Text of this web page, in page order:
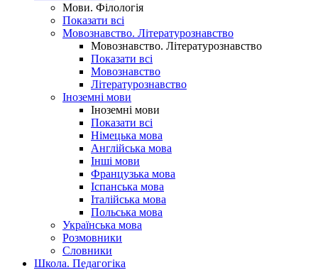
Мови. Філологія
Показати всі
Мовознавство. Літературознавство
Мовознавство. Літературознавство
Показати всі
Мовознавство
Літературознавство
Іноземні мови
Іноземні мови
Показати всі
Німецька мова
Англійська мова
Інші мови
Французька мова
Іспанська мова
Італійська мова
Польська мова
Українська мова
Розмовники
Словники
Школа. Педагогіка